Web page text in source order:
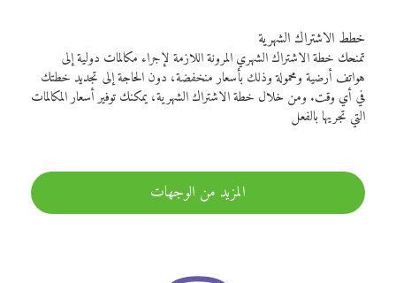
خطط الاشتراك الشهرية
تمنحك خطة الاشتراك الشهري المرونة اللازمة لإجراء مكالمات دولية إلى
هواتف أرضية ومحمولة وذلك بأسعار منخفضة، دون الحاجة إلى تجديد خطتك
في أي وقت. ومن خلال خطة الاشتراك الشهرية، يمكنك توفير أسعار المكالمات
التي تجريها بالفعل
المزيد من الوجهات